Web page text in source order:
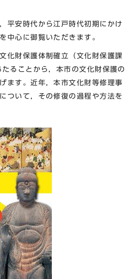
平安時代から江戸時代初期にかけ
中心に御覧いただきます。
化財保護体制確立（文化財保護課
ることから，本市の文化財保護の
ます。近年，本市文化財等修理事
ついて，その修復の過程や方法を